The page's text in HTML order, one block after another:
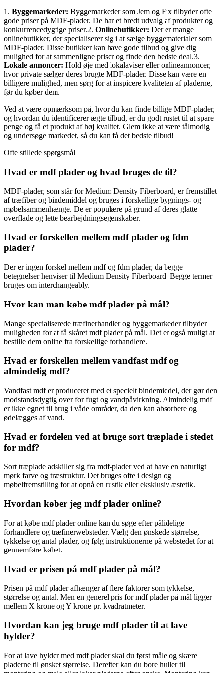
1. Byggemarkeder: Byggemarkeder som Jem og Fix tilbyder ofte
gode priser på MDF-plader. De har et bredt udvalg af produkter og
konkurrencedygtige priser.2. Onlinebutikker: Der er mange
onlinebutikker, der specialiserer sig i at sælge byggematerialer som
MDF-plader. Disse butikker kan have gode tilbud og give dig
mulighed for at sammenligne priser og finde den bedste deal.3.
Lokale annoncer: Hold øje med lokalaviser eller onlineannoncer,
hvor private sælger deres brugte MDF-plader. Disse kan være en
billigere mulighed, men sørg for at inspicere kvaliteten af pladerne,
før du køber dem.
Ved at være opmærksom på, hvor du kan finde billige MDF-plader,
og hvordan du identificerer ægte tilbud, er du godt rustet til at spare
penge og få et produkt af høj kvalitet. Glem ikke at være tålmodig
og undersøge markedet, så du kan få det bedste tilbud!
Ofte stillede spørgsmål
Hvad er mdf plader og hvad bruges de til?
MDF-plader, som står for Medium Density Fiberboard, er fremstillet
af træfiber og bindemiddel og bruges i forskellige bygnings- og
møbelsammenhænge. De er populære på grund af deres glatte
overflade og lette bearbejdningsegenskaber.
Hvad er forskellen mellem mdf plader og fdm
plader?
Der er ingen forskel mellem mdf og fdm plader, da begge
betegnelser henviser til Medium Density Fiberboard. Begge termer
bruges om interchangeably.
Hvor kan man købe mdf plader på mål?
Mange specialiserede træfinerhandler og byggemarkeder tilbyder
muligheden for at få skåret mdf plader på mål. Det er også muligt at
bestille dem online fra forskellige forhandlere.
Hvad er forskellen mellem vandfast mdf og
almindelig mdf?
Vandfast mdf er produceret med et specielt bindemiddel, der gør den
modstandsdygtig over for fugt og vandpåvirkning. Almindelig mdf
er ikke egnet til brug i våde områder, da den kan absorbere og
ødelægges af vand.
Hvad er fordelen ved at bruge sort træplade i stedet
for mdf?
Sort træplade adskiller sig fra mdf-plader ved at have en naturligt
mørk farve og træstruktur. Det bruges ofte i design og
møbelfremstilling for at opnå en rustik eller eksklusiv æstetik.
Hvordan køber jeg mdf plader online?
For at købe mdf plader online kan du søge efter pålidelige
forhandlere og træfinerwebsteder. Vælg den ønskede størrelse,
tykkelse og antal plader, og følg instruktionerne på webstedet for at
gennemføre købet.
Hvad er prisen på mdf plader på mål?
Prisen på mdf plader afhænger af flere faktorer som tykkelse,
størrelse og antal. Men en generel pris for mdf plader på mål ligger
mellem X krone og Y krone pr. kvadratmeter.
Hvordan kan jeg bruge mdf plader til at lave
hylder?
For at lave hylder med mdf plader skal du først måle og skære
pladerne til ønsket størrelse. Derefter kan du bore huller til